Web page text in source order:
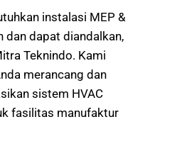
instalasi MEP &
dan dapat diandalkan,
Teknindo. Kami
merancang dan
sistem HVAC
fasilitas manufaktur